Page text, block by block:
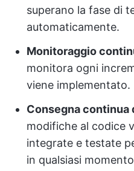
superano la fase di
automaticamente.
Monitoraggio
monitora ogni
viene implementato.
Consegna continua
modifiche al codice
integrate e testate
in qualsiasi